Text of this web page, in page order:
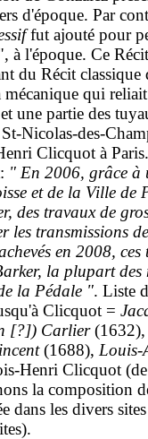
d'époque. Par
fut ajouté pour
à l'époque. Ce
du Récit
mécanique qui
une partie des
Nicolas-des-
Clicquot à
" En 2006, grâce à
et de la Ville de
des travaux de
les transmissions
en 2008,
la plupart des
la Pédale ". Liste
Clicquot =
[?]) Carlier
(1688), Louis-
Henri Clicquot
la composition
dans les divers